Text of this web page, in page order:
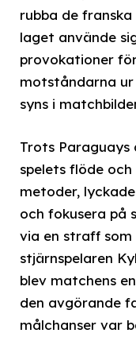
rubba de
laget använde
provokationer
motståndarna
syns i
Trots
spelets flöde
metoder,
och fokusera på
via en straff
stjärnspelaren
blev matchens
den avgörande
målchanser var